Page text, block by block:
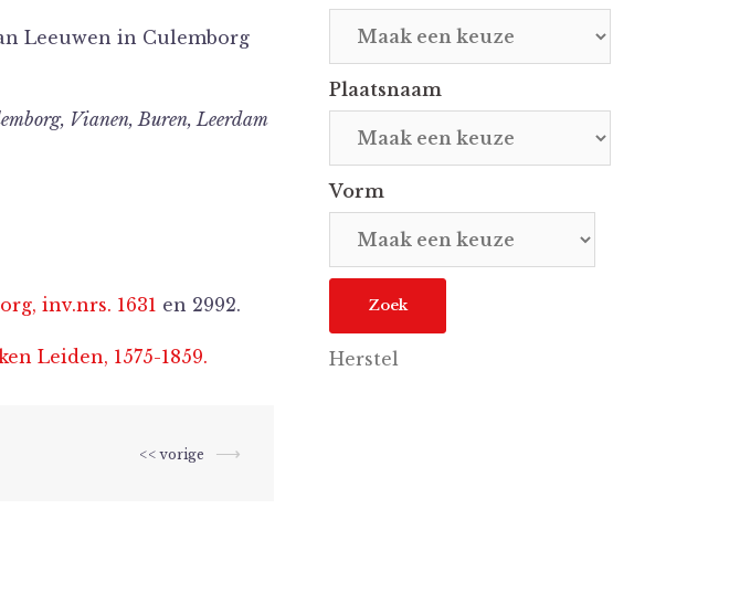
Leeuwen in Culemborg
Vianen, Buren, Leerdam
inv.nrs. 1631 en 2992.
Leiden, 1575-1859.
⟶
Plaatsnaam
Vorm
Herstel